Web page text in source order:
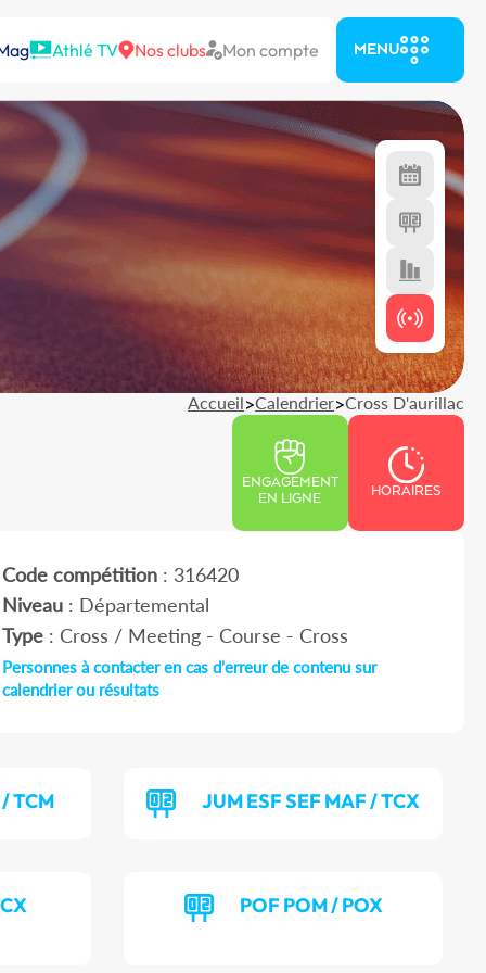
Athlé TV Nos clubs Mon compte MENU
Accueil>Calendrier>Cross D'aurillac
ENGAGEMENT
EN LIGNE
HORAIRES
Code compétition: 316420
Niveau: Départemental
Type: Cross / Meeting - Course - Cross
Personnes à contacter en cas d'erreur de contenu sur
calendrier ou résultats
TCM JUM ESF SEF MAF / TCX
POF POM / POX